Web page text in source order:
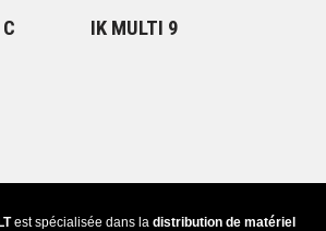
IK MULTI 9
est spécialisée dans la distribution de matériel